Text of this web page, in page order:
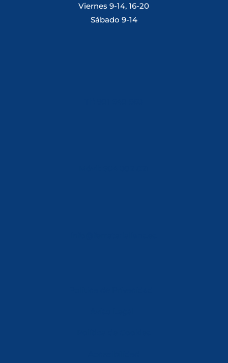
Viernes 9-14, 16-20
Sábado 9-14